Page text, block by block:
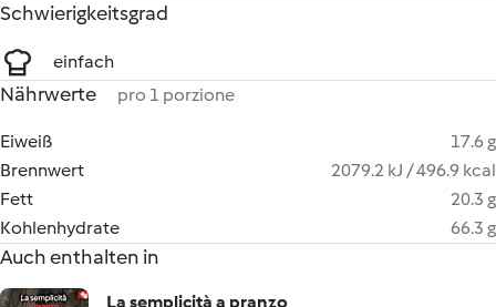
Schwierigkeitsgrad
einfach
Nährwerte pro 1 porzione
Eiweiß
17.6 g
Brennwert
2079.2 kJ / 496.9 kcal
Fett
20.3 g
Kohlenhydrate
66.3 g
Auch enthalten in
La semplicità a pranzo